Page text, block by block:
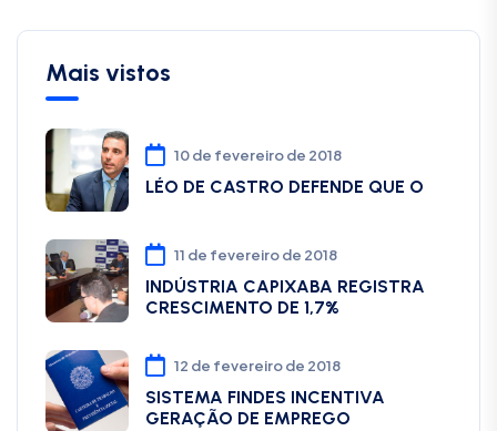
Mais vistos
10 de fevereiro de 2018
LÉO DE CASTRO DEFENDE QUE O
11 de fevereiro de 2018
INDÚSTRIA CAPIXABA REGISTRA
CRESCIMENTO DE 1,7%
12 de fevereiro de 2018
SISTEMA FINDES INCENTIVA
GERAÇÃO DE EMPREGO